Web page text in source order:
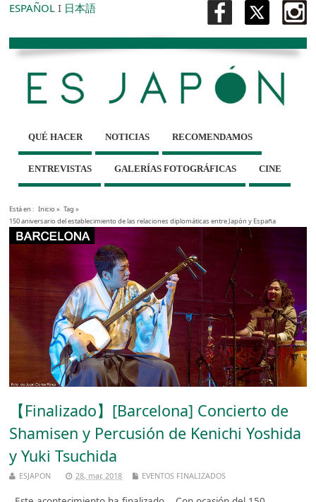
ESPAÑOL I 日本語
QUÉ HACER NOTICIAS RECOMENDAMOS
ENTREVISTAS GALERÍAS FOTOGRÁFICAS CINE
Está en : Inicio» Tag »
150 aniversario del establecimiento de las relaciones diplomáticas entre Japón y España
【Finalizado】[Barcelona] Concierto de
Shamisen y Percusión de Kenichi Yoshida
y Yuki Tsuchida
ESJAPON 28, mar, 2018 EVENTOS FINALIZADOS